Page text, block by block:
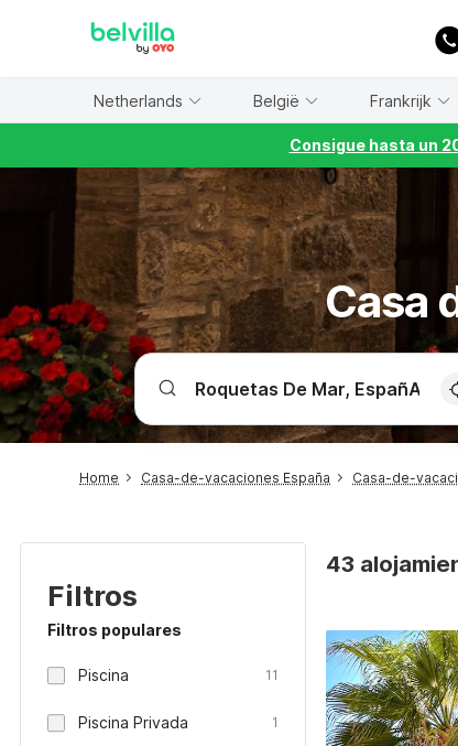
Netherlands België Frankrijk
Consigue hasta un
Casa
Home Casa-de-vacaciones España Casa-de-
Filtros
Filtros populares
Piscina 11
Piscina Privada 1
43